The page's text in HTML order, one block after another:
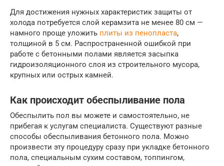
Для достижения нужных характеристик защиты от
холода потребуется слой керамзита не менее 80 см —
намного проще уложить плиты из пенопласта,
толщиной в 5 см. Распространенной ошибкой при
работе с бетонными полами является засыпка
гидроизоляционного слоя из строительного мусора,
крупных или острых камней.
Как происходит обеспыливание пола
Обеспылить пол вы можете и самостоятельно, не
прибегая к услугам специалиста. Существуют разные
способы обеспыливания бетонного пола. Можно
произвести эту процедуру сразу при укладке бетонного
пола, специальным сухим составом, топпингом,